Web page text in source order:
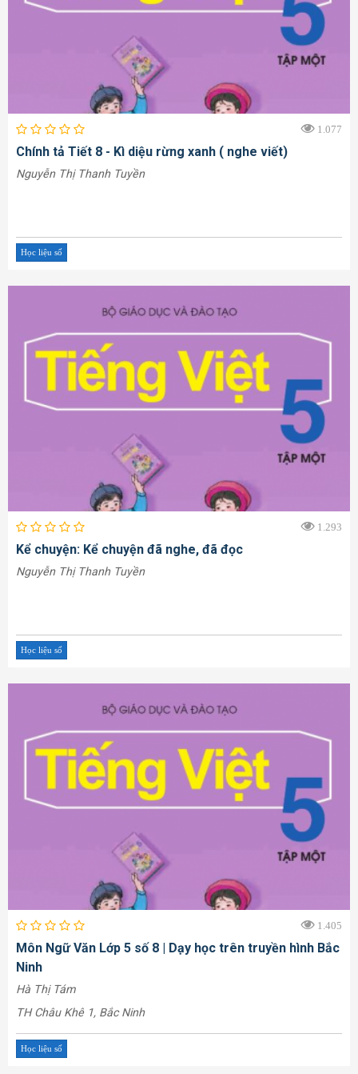
1.077
Chính tả Tiết 8 - Kì diệu rừng xanh ( nghe viết)
Nguyễn Thị Thanh Tuyền
Học liệu số
1.293
Kể chuyện: Kể chuyện đã nghe, đã đọc
Nguyễn Thị Thanh Tuyền
Học liệu số
1.405
Môn Ngữ Văn Lớp 5 số 8 | Dạy học trên truyền hình Bắc
Ninh
Hà Thị Tám
TH Châu Khê 1, Bắc Ninh
Học liệu số